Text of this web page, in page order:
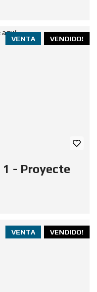
VENDIDO!
VENTA
1 - Proyecte
VENDIDO!
VENTA